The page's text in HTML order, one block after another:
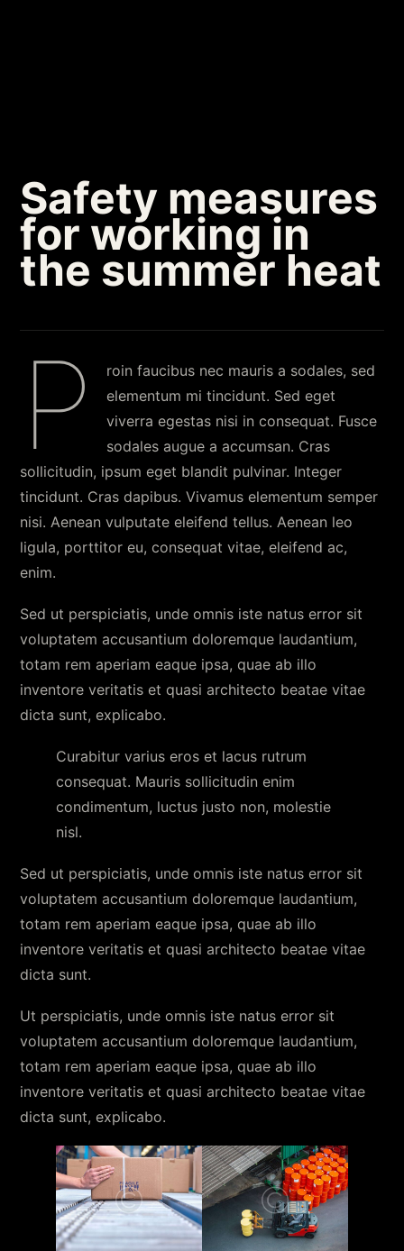
Safety measures
for working in
the summer heat
P
roin faucibus nec mauris a sodales, sed
elementum mi tincidunt. Sed eget
viverra egestas nisi in consequat. Fusce
sodales augue a accumsan. Cras
sollicitudin, ipsum eget blandit pulvinar. Integer
tincidunt. Cras dapibus. Vivamus elementum semper
nisi. Aenean vulputate eleifend tellus. Aenean leo
ligula, porttitor eu, consequat vitae, eleifend ac,
enim.
Sed ut perspiciatis, unde omnis iste natus error sit
voluptatem accusantium doloremque laudantium,
totam rem aperiam eaque ipsa, quae ab illo
inventore veritatis et quasi architecto beatae vitae
dicta sunt, explicabo.
Curabitur varius eros et lacus rutrum
consequat. Mauris sollicitudin enim
condimentum, luctus justo non, molestie
nisl.
Sed ut perspiciatis, unde omnis iste natus error sit
voluptatem accusantium doloremque laudantium,
totam rem aperiam eaque ipsa, quae ab illo
inventore veritatis et quasi architecto beatae vitae
dicta sunt.
Ut perspiciatis, unde omnis iste natus error sit
voluptatem accusantium doloremque laudantium,
totam rem aperiam eaque ipsa, quae ab illo
inventore veritatis et quasi architecto beatae vitae
dicta sunt, explicabo.